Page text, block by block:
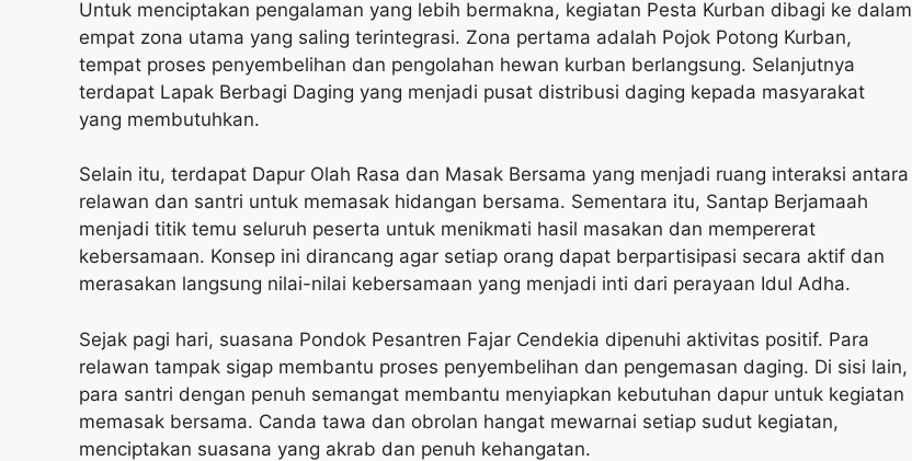
Untuk menciptakan pengalaman yang lebih bermakna, kegiatan Pesta Kurban dibagi ke dalam
empat zona utama yang saling terintegrasi. Zona pertama adalah Pojok Potong Kurban,
tempat proses penyembelihan dan pengolahan hewan kurban berlangsung. Selanjutnya
terdapat Lapak Berbagi Daging yang menjadi pusat distribusi daging kepada masyarakat
yang membutuhkan.
Selain itu, terdapat Dapur Olah Rasa dan Masak Bersama yang menjadi ruang interaksi antara
relawan dan santri untuk memasak hidangan bersama. Sementara itu, Santap Berjamaah
menjadi titik temu seluruh peserta untuk menikmati hasil masakan dan mempererat
kebersamaan. Konsep ini dirancang agar setiap orang dapat berpartisipasi secara aktif dan
merasakan langsung nilai-nilai kebersamaan yang menjadi inti dari perayaan Idul Adha.
Sejak pagi hari, suasana Pondok Pesantren Fajar Cendekia dipenuhi aktivitas positif. Para
relawan tampak sigap membantu proses penyembelihan dan pengemasan daging. Di sisi lain,
para santri dengan penuh semangat membantu menyiapkan kebutuhan dapur untuk kegiatan
memasak bersama. Canda tawa dan obrolan hangat mewarnai setiap sudut kegiatan,
menciptakan suasana yang akrab dan penuh kehangatan.